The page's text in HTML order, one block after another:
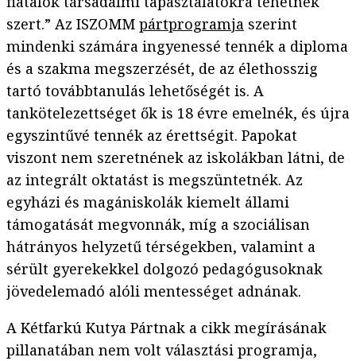
szert.” Az ISZOMM pártprogramja szerint
mindenki számára ingyenessé tennék a diploma
és a szakma megszerzését, de az élethosszig
tartó továbbtanulás lehetőségét is. A
tankötelezettséget ők is 18 évre emelnék, és újra
egyszintűvé tennék az érettségit. Papokat
viszont nem szeretnének az iskolákban látni, de
az integrált oktatást is megszüntetnék. Az
egyházi és magániskolák kiemelt állami
támogatását megvonnák, míg a szociálisan
hátrányos helyzetű térségekben, valamint a
sérült gyerekekkel dolgozó pedagógusoknak
jövedelemadó alóli mentességet adnának.
A Kétfarkú Kutya Pártnak a cikk megírásának
pillanatában nem volt választási programja,